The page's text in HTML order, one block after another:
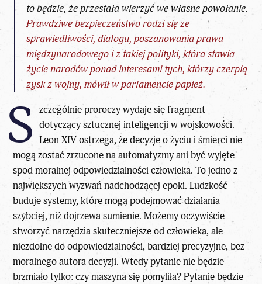
to będzie, że przestała wierzyć we własne powołanie.
Prawdziwe bezpieczeństwo rodzi się ze
sprawiedliwości, dialogu, poszanowania prawa
międzynarodowego i z takiej polityki, która stawia
życie narodów ponad interesami tych, którzy czerpią
zysk z wojny, mówił w parlamencie papież.
S zczególnie proroczy wydaje się fragment
dotyczący sztucznej inteligencji w wojskowości.
Leon XIV ostrzega, że decyzje o życiu i śmierci nie
mogą zostać zrzucone na automatyzmy ani być wyjęte
spod moralnej odpowiedzialności człowieka. To jedno z
największych wyzwań nadchodzącej epoki. Ludzkość
buduje systemy, które mogą podejmować działania
szybciej, niż dojrzewa sumienie. Możemy oczywiście
stworzyć narzędzia skuteczniejsze od człowieka, ale
niezdolne do odpowiedzialności, bardziej precyzyjne, bez
moralnego autora decyzji. Wtedy pytanie nie będzie
brzmiało tylko: czy maszyna się pomyliła? Pytanie będzie